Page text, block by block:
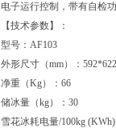
电子运行控制，带有自检
【技术参数】：
型号：AF103
外形尺寸（mm）：
净重（Kg）：66
储冰量（kg）：30
雪花冰耗电量/100kg